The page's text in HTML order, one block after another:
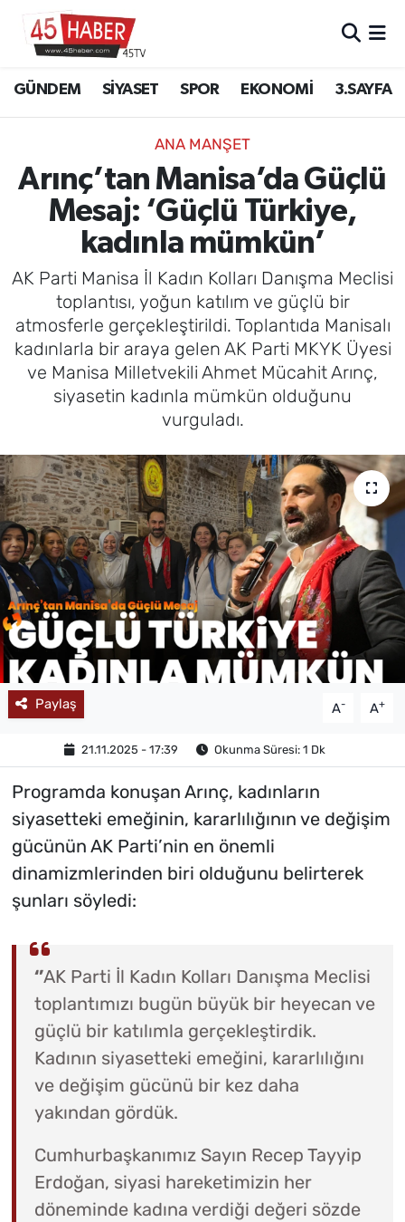
GÜNDEM SİYASET SPOR EKONOMİ 3.SAYFA
ANA MANŞET
Arınç’tan Manisa’da Güçlü
Mesaj: ‘Güçlü Türkiye,
kadınla mümkün’
AK Parti Manisa İl Kadın Kolları Danışma Meclisi
toplantısı, yoğun katılım ve güçlü bir
atmosferle gerçekleştirildi. Toplantıda Manisalı
kadınlarla bir araya gelen AK Parti MKYK Üyesi
ve Manisa Milletvekili Ahmet Mücahit Arınç,
siyasetin kadınla mümkün olduğunu
vurguladı.
Paylaş A- A+
21.11.2025 - 17:39 Okunma Süresi: 1 Dk
Programda konuşan Arınç, kadınların
siyasetteki emeğinin, kararlılığının ve değişim
gücünün AK Parti’nin en önemli
dinamizmlerinden biri olduğunu belirterek
şunları söyledi:
‘’AK Parti İl Kadın Kolları Danışma Meclisi
toplantımızı bugün büyük bir heyecan ve
güçlü bir katılımla gerçekleştirdik.
Kadının siyasetteki emeğini, kararlılığını
ve değişim gücünü bir kez daha
yakından gördük.
Cumhurbaşkanımız Sayın Recep Tayyip
Erdoğan, siyasi hareketimizin her
döneminde kadına verdiği değeri sözde
SİYASET
EKONOMİ
3.SAYFA
EĞİTİM
SAĞLIK
YAŞAM
Manisa Hava Durumu
Manisa Namaz Vakitleri
Manisa Trafik Yoğunluk Haritası
Süper Lig Puan Durumu ve Fikstür
Tüm Manşetler
Son Dakika Haberleri
Haber Arşivi